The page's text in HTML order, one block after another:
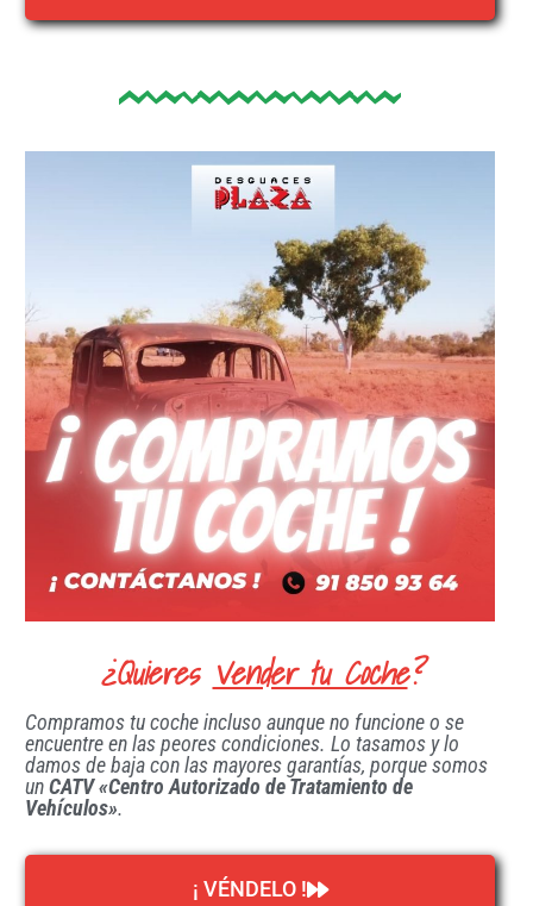
¿Quieres Vender tu Coche?
Compramos tu coche incluso aunque no funcione o se
encuentre en las peores condiciones. Lo tasamos y lo
damos de baja con las mayores garantías, porque somos
unCATV «Centro Autorizado de Tratamiento de
Vehículos».
¡ VÉNDELO !